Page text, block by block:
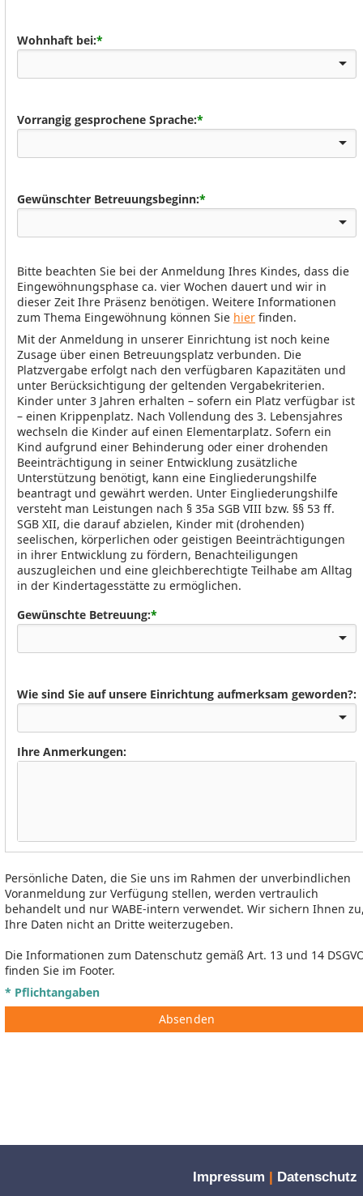
Wohnhaft bei:*
Vorrangig gesprochene Sprache:*
Gewünschter Betreuungsbeginn:*
Bitte beachten Sie bei der Anmeldung Ihres Kindes, dass die
Eingewöhnungsphase ca. vier Wochen dauert und wir in
dieser Zeit Ihre Präsenz benötigen. Weitere Informationen
zum Thema Eingewöhnung können Sie hier finden.
Mit der Anmeldung in unserer Einrichtung ist noch keine
Zusage über einen Betreuungsplatz verbunden. Die
Platzvergabe erfolgt nach den verfügbaren Kapazitäten und
unter Berücksichtigung der geltenden Vergabekriterien.
Kinder unter 3 Jahren erhalten – sofern ein Platz verfügbar ist
– einen Krippenplatz. Nach Vollendung des 3. Lebensjahres
wechseln die Kinder auf einen Elementarplatz. Sofern ein
Kind aufgrund einer Behinderung oder einer drohenden
Beeinträchtigung in seiner Entwicklung zusätzliche
Unterstützung benötigt, kann eine Eingliederungshilfe
beantragt und gewährt werden. Unter Eingliederungshilfe
versteht man Leistungen nach § 35a SGB VIII bzw. §§ 53 ff.
SGB XII, die darauf abzielen, Kinder mit (drohenden)
seelischen, körperlichen oder geistigen Beeinträchtigungen
in ihrer Entwicklung zu fördern, Benachteiligungen
auszugleichen und eine gleichberechtigte Teilhabe am Alltag
in der Kindertagesstätte zu ermöglichen.
Gewünschte Betreuung:*
Wie sind Sie auf unsere Einrichtung aufmerksam geworden?:
Ihre Anmerkungen:
Persönliche Daten, die Sie uns im Rahmen der unverbindlichen
Voranmeldung zur Verfügung stellen, werden vertraulich
behandelt und nur WABE-intern verwendet. Wir sichern Ihnen
Ihre Daten nicht an Dritte weiterzugeben.
Die Informationen zum Datenschutz gemäß Art. 13 und 14
finden Sie im Footer.
* Pflichtangaben
Absenden
Impressum | Datenschutz